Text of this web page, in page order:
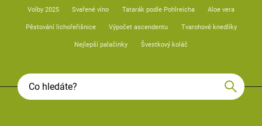
Volby 2025 Svařené víno Tatarák podle Pohlreicha Aloe vera
Pěstování lichořeřišnice Výpočet ascendentu Tvarohové knedlíky
Nejlepší palačinky Švestkový koláč